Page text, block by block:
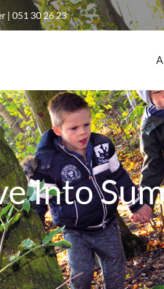
| 051 30 26 23
Into